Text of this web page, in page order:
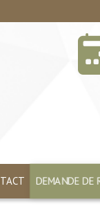
DEMANDE DE